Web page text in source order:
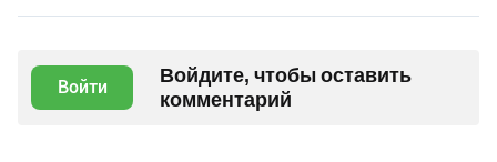
Войти
Войдите, чтобы оставить
комментарий